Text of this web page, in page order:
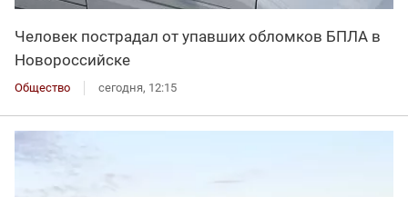
Человек пострадал от упавших обломков БПЛА в
Новороссийске
Общество сегодня, 12:15